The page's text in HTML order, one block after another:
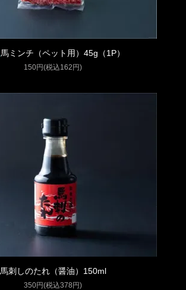
馬ミンチ（ペット用）45g（1P）
150円(税込162円)
馬刺しのたれ（醤油）150ml
350円(税込378円)